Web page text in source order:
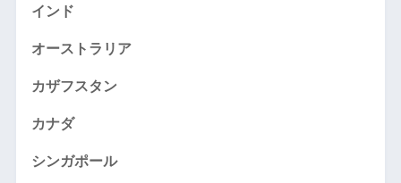
インド
オーストラリア
カザフスタン
カナダ
シンガポール